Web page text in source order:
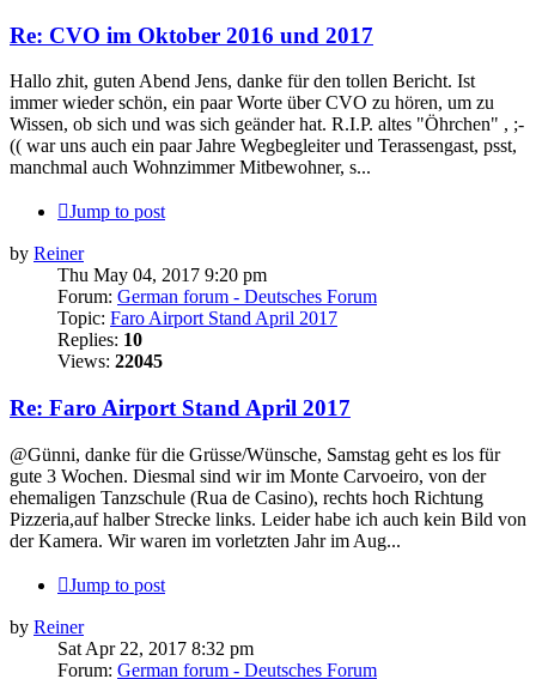
Re: CVO im Oktober 2016 und 2017
Hallo zhit, guten Abend Jens, danke für den tollen Bericht. Ist
immer wieder schön, ein paar Worte über CVO zu hören, um zu
Wissen, ob sich und was sich geänder hat. R.I.P. altes "Öhrchen" , ;-
(( war uns auch ein paar Jahre Wegbegleiter und Terassengast, psst,
manchmal auch Wohnzimmer Mitbewohner, s...
Jump to post
by Reiner
Thu May 04, 2017 9:20 pm
Forum: German forum - Deutsches Forum
Topic: Faro Airport Stand April 2017
Replies: 10
Views: 22045
Re: Faro Airport Stand April 2017
@Günni, danke für die Grüsse/Wünsche, Samstag geht es los für
gute 3 Wochen. Diesmal sind wir im Monte Carvoeiro, von der
ehemaligen Tanzschule (Rua de Casino), rechts hoch Richtung
Pizzeria,auf halber Strecke links. Leider habe ich auch kein Bild von
der Kamera. Wir waren im vorletzten Jahr im Aug...
Jump to post
by Reiner
Sat Apr 22, 2017 8:32 pm
Forum: German forum - Deutsches Forum